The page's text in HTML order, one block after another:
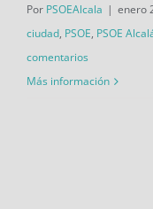
Por PSOEAlcala | enero
ciudad, PSOE, PSOE
comentarios
Más información